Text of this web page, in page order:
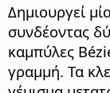
Δημιουργεί
συνδέοντας
καμπύλες
γραμμή. Τα